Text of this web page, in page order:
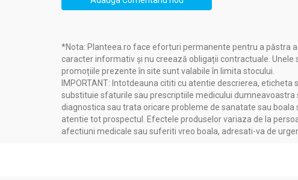
*Nota: Planteea.ro face eforturi permanente pentru a păstra
caracter informativ și nu creează obligații contractuale.
promoțiile prezente în site sunt valabile în limita stocului.
IMPORTANT: Intotdeauna cititi cu atentie descrierea,
substituie sfaturile sau prescriptiile medicului
diagnostica sau trata oricare probleme de sanatate sau
atentie tot prospectul. Efectele produselor variaza de la
afectiuni medicale sau suferiti vreo boala, adresati-va de